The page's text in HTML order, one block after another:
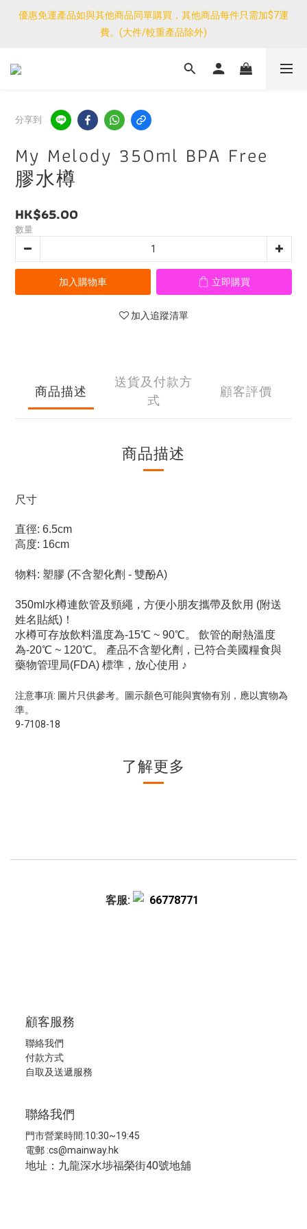
優惠免運產品如與其他商品同單購買，其他商品每件只需加$7運
費。(大件/較重產品除外)
優惠免運產品如與其他商品同單購買，其他商品每件只需加$7運
費。(大件/較重產品除外)
<公告>感謝支持！我們團隊由30/7~12/8外訪搜羅新產品，期間網
優惠免運產品如與其他商品同單購買，其他商品每件只需加$7運
費。(大件/較重產品除外)
分享到
My Melody 350ml BPA Free
膠水樽
HK$65.00
數量
加入購物車 立即購買
加入追蹤清單
商品描述
送貨及付款方
式
顧客評價
商品描述
尺寸
直徑: 6.5cm
高度: 16cm
物料: 塑膠 (不含塑化劑 - 雙酚A)
350ml水樽連飲管及頸繩，方便小朋友攜帶及飲用 (附送
姓名貼紙)！
水樽可存放飲料溫度為-15℃ ~ 90℃。 飲管的耐熱溫度
為-20℃ ~ 120℃。 產品不含塑化劑，已符合美國糧食與
藥物管理局(FDA) 標準，放心使用 ♪
注意事項: 圖片只供參考。圖示顏色可能與實物有別，應以實物為
準。
9-7108-18
了解更多
客服: 66778771
顧客服務
聯絡我們
付款方式
自取及送遞服務
聯絡我們
門市營業時間:10:30~19:45
電郵 :cs@mainway.hk
地址：九龍深水埗福榮街40號地舖